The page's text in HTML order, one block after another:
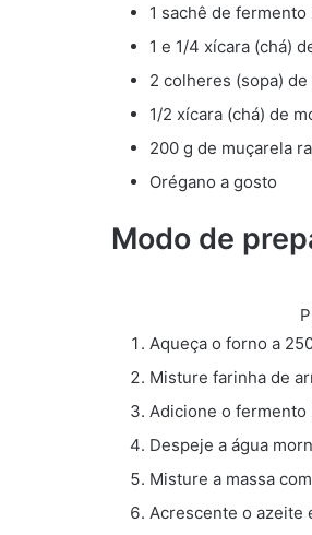
1 sachê de
1 e 1/4 xícara (chá)
2 colheres (sopa)
1/2 xícara (chá) de
200 g de muçarela
Orégano a gosto
Modo de
Aqueça o forno a
Misture farinha de
Adicione o fermento
Despeje a água
Misture a massa
Acrescente o azeite